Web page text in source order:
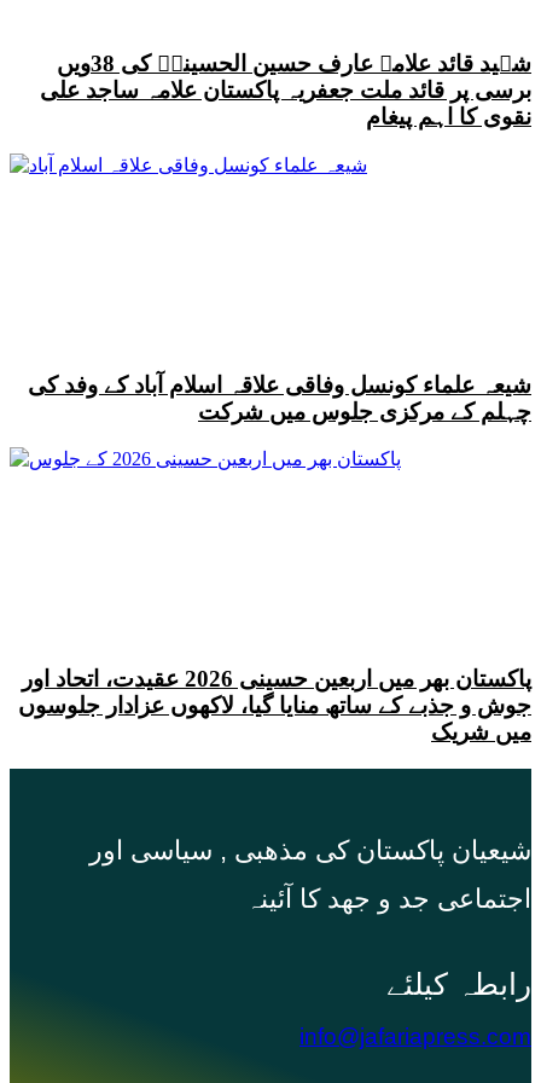
شہید قائد علامہ عارف حسین الحسینیؒ کی 38ویں
برسی پر قائد ملت جعفریہ پاکستان علامہ ساجد علی
نقوی کا اہم پیغام
شیعہ علماء کونسل وفاقی علاقہ اسلام آباد کے وفد کی
چہلم کے مرکزی جلوس میں شرکت
پاکستان بھر میں اربعین حسینی 2026 عقیدت، اتحاد اور
جوش و جذبے کے ساتھ منایا گیا، لاکھوں عزادار جلوسوں
میں شریک
شیعیان پاکستان کی مذهبی , سیاسی اور
اجتماعی جد و جهد کا آئینہ
info@jafariapress.com​